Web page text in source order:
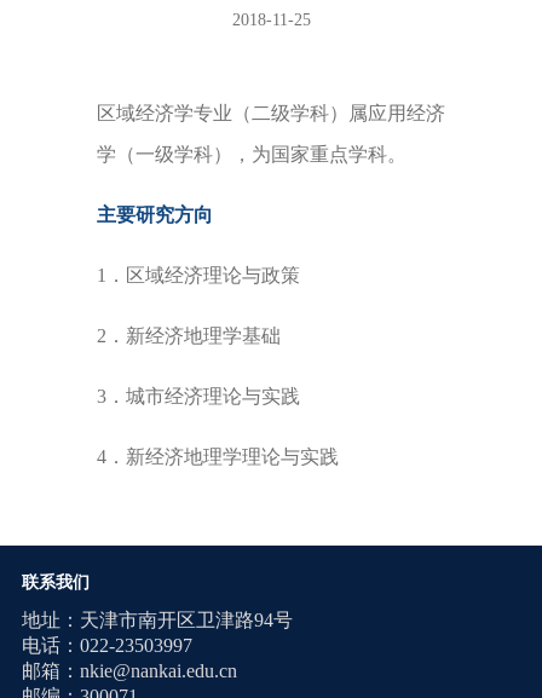
2018-11-25
区域经济学专业（二级学科）属应用经济
学（一级学科），为国家重点学科。
主要研究方向
1．区域经济理论与政策
2．新经济地理学基础
3．城市经济理论与实践
4．新经济地理学理论与实践
联系我们
地址：天津市南开区卫津路94号
电话：022-23503997
邮箱：nkie@nankai.edu.cn